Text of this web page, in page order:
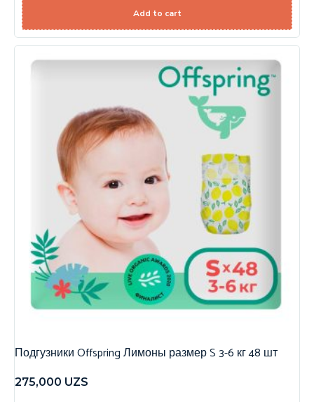
Add to cart
Подгузники Offspring Лимоны размер S 3-6 кг 48 шт
275,000 UZS